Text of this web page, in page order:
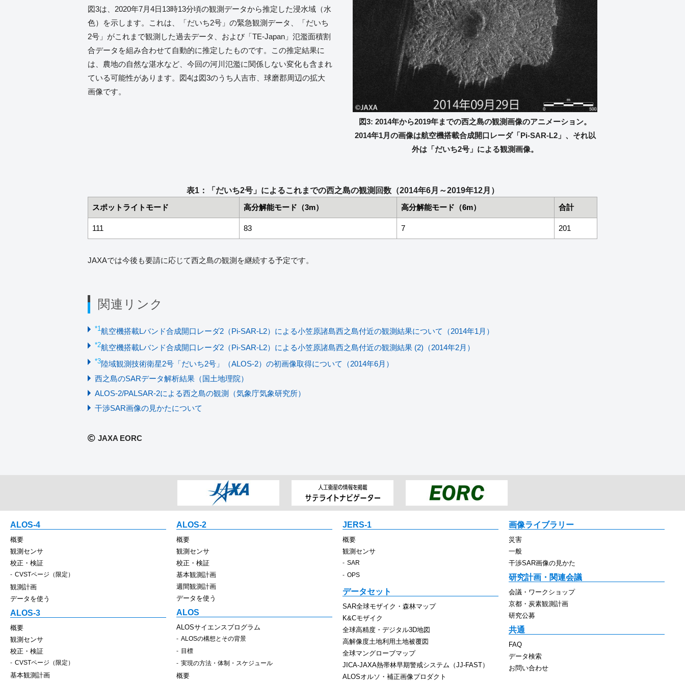
図3は、2020年7月4日13時13分頃の観測データから推定した浸水域（水
色）を示します。これは、「だいち2号」の緊急観測データ、「だいち
2号」がこれまで観測した過去データ、および「TE-Japan」氾濫面積割
合データを組み合わせて自動的に推定したものです。この推定結果に
は、農地の自然な湛水など、今回の河川氾濫に関係しない変化も含まれ
ている可能性があります。図4は図3のうち人吉市、球磨郡周辺の拡大
画像です。
図3: 2014年から2019年までの西之島の観測画像のアニメーション。
2014年1月の画像は航空機搭載合成開口レーダ「Pi-SAR-L2」、それ以
外は「だいち2号」による観測画像。
表1：「だいち2号」によるこれまでの西之島の観測回数（2014年6月～2019年12月）
スポットライトモード
高分解能モード（3m） 高分解能モード（6m） 合計
111 83 7 201
JAXAでは今後も要請に応じて西之島の観測を継続する予定です。
関連リンク
*1 航空機搭載Lバンド合成開口レーダ2（Pi-SAR-L2）による小笠原諸島西之島付近の観測結果について（2014年1月）
*2航空機搭載Lバンド合成開口レーダ2（Pi-SAR-L2）による小笠原諸島西之島付近の観測結果 (2)（2014年2月）
*3陸域観測技術衛星2号「だいち2号」（ALOS-2）の初画像取得について（2014年6月）
西之島のSARデータ解析結果（国土地理院）
ALOS-2/PALSAR-2による西之島の観測（気象庁気象研究所）
干渉SAR画像の見かたについて
JAXA EORC
ALOS-4
概要
観測センサ
校正・検証
CVSTページ（限定）
観測計画
データを使う
ALOS-3
概要
観測センサ
校正・検証
CVSTページ（限定）
基本観測計画
ALOS-2
概要
観測センサ
校正・検証
基本観測計画
週間観測計画
データを使う
ALOS
ALOSサイエンスプログラム
ALOSの構想とその背景
目標
実現の方法・体制・スケジュール
概要
JERS-1
概要
観測センサ
SAR
OPS
データセット
SAR全球モザイク・森林マップ
K&Cモザイク
全球高精度・デジタル3D地図
高解像度土地利用土地被覆図
全球マングローブマップ
JICA-JAXA熱帯林早期警戒システム（JJ-FAST）
ALOSオルソ・補正画像プロダクト
画像ライブラリー
災害
一般
干渉SAR画像の見かた
研究計画・関連会議
会議・ワークショップ
京都・炭素観測計画
研究公募
共通
FAQ
データ検索
お問い合わせ